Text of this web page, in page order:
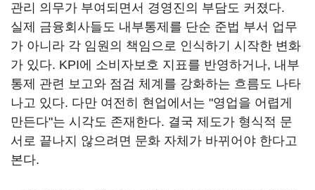
관리 의무가 부여되면서 경영진의 부담도 커졌다.
실제 금융회사들도 내부통제를 단순 준법 부서 업무
가 아니라 각 임원의 책임으로 인식하기 시작한 변화
가 있다. KPI에 소비자보호 지표를 반영하거나, 내부
통제 관련 보고와 점검 체계를 강화하는 흐름도 나타
나고 있다. 다만 여전히 현업에서는 "영업을 어렵게
만든다"는 시각도 존재한다. 결국 제도가 형식적 문
서로 끝나지 않으려면 문화 자체가 바뀌어야 한다고
본다.